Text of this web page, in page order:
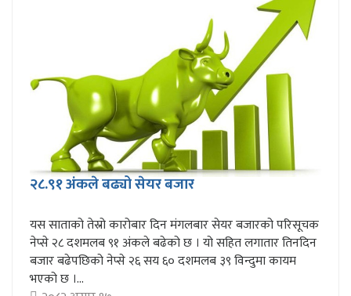
२८.९१ अंकले बढ्यो सेयर बजार
यस साताको तेस्रो कारोबार दिन मंगलबार सेयर बजारको परिसूचक
नेप्से २८ दशमलब ९१ अंकले बढेको छ । यो सहित लगातार तिनदिन
बजार बढेपछिको नेप्से २६ सय ६० दशमलब ३९ विन्दुमा कायम
भएको छ ।...